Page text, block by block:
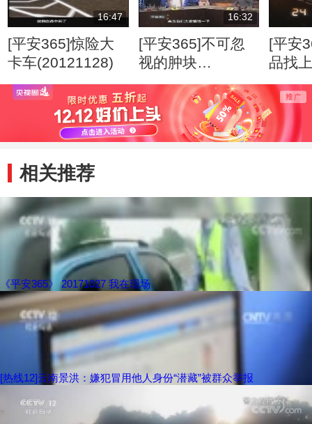
16:47
[平安365]惊险大
卡车(20121128)
16:32
[平安365]不可忽
视的肿块
(20120807)
[平安
品找
相关推荐
《平安365》 20171027 我在现场
[热线12]云南景洪：嫌犯冒用他人身份“潜藏”被群众举报